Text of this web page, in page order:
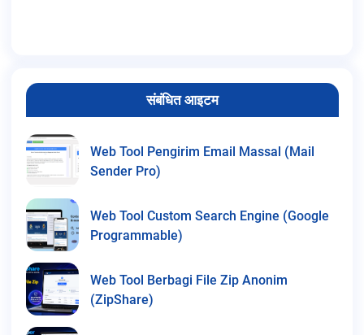
संबंधित आइटम
Web Tool Pengirim Email Massal (Mail
Sender Pro)
Web Tool Custom Search Engine (Google
Programmable)
Web Tool Berbagi File Zip Anonim
(ZipShare)